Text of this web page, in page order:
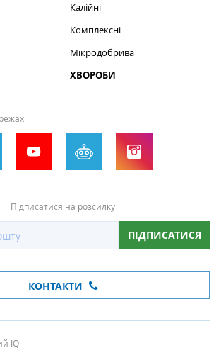
Калійні
Комплексні
Мікродобрива
ХВОРОБИ
Підписатися на розсилку
ПІДПИСАТИСЯ
КОНТАКТИ
IQ